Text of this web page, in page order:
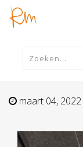
maart 04, 2022